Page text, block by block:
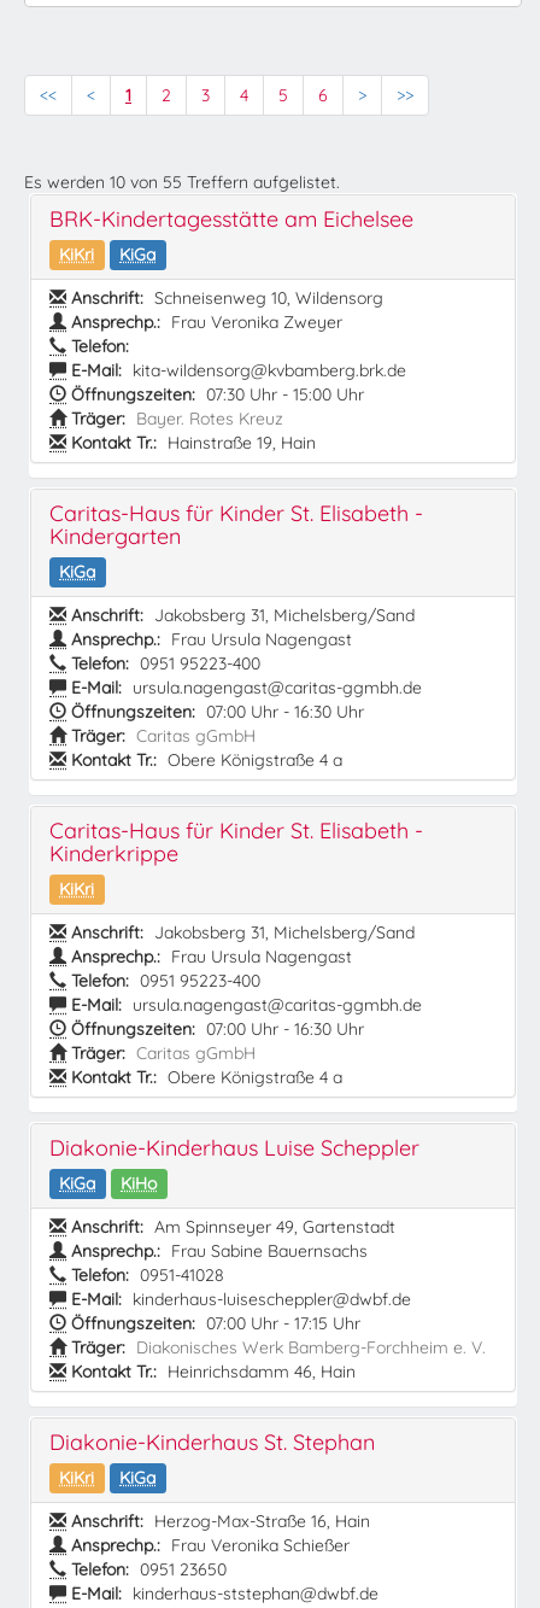
<< < 1 2 3 4 5 6 > >>
Es werden 10 von 55 Treffern aufgelistet.
BRK-Kindertagesstätte am Eichelsee
KiKri
KiGa
Anschrift: Schneisenweg 10, Wildensorg
Ansprechp.: Frau Veronika Zweyer
Telefon:
E-Mail: kita-wildensorg@kvbamberg.brk.de
Öffnungszeiten: 07:30 Uhr - 15:00 Uhr
Träger: Bayer. Rotes Kreuz
Kontakt Tr.: Hainstraße 19, Hain
Caritas-Haus für Kinder St. Elisabeth -
Kindergarten
KiGa
Anschrift: Jakobsberg 31, Michelsberg/Sand
Ansprechp.: Frau Ursula Nagengast
Telefon: 0951 95223-400
E-Mail: ursula.nagengast@caritas-ggmbh.de
Öffnungszeiten: 07:00 Uhr - 16:30 Uhr
Träger: Caritas gGmbH
Kontakt Tr.: Obere Königstraße 4 a
Caritas-Haus für Kinder St. Elisabeth -
Kinderkrippe
KiKri
Anschrift: Jakobsberg 31, Michelsberg/Sand
Ansprechp.: Frau Ursula Nagengast
Telefon: 0951 95223-400
E-Mail: ursula.nagengast@caritas-ggmbh.de
Öffnungszeiten: 07:00 Uhr - 16:30 Uhr
Träger: Caritas gGmbH
Kontakt Tr.: Obere Königstraße 4 a
Diakonie-Kinderhaus Luise Scheppler
KiGa
KiHo
Anschrift: Am Spinnseyer 49, Gartenstadt
Ansprechp.: Frau Sabine Bauernsachs
Telefon: 0951-41028
E-Mail: kinderhaus-luisescheppler@dwbf.de
Öffnungszeiten: 07:00 Uhr - 17:15 Uhr
Träger: Diakonisches Werk Bamberg-Forchheim e. V.
Kontakt Tr.: Heinrichsdamm 46, Hain
Diakonie-Kinderhaus St. Stephan
KiKri
KiGa
Anschrift: Herzog-Max-Straße 16, Hain
Ansprechp.: Frau Veronika Schießer
Telefon: 0951 23650
E-Mail: kinderhaus-ststephan@dwbf.de